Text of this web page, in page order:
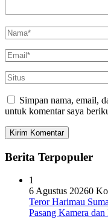
Simpan nama, email,
untuk komentar saya
Berita Terpopuler
1
6 Agustus 20260
Teror Harimau
Pasang Kamera